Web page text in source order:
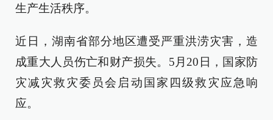
生产生活秩序。
近日，湖南省部分地区遭受严重洪涝灾害，造
成重大人员伤亡和财产损失。5月20日，国家防
灾减灾救灾委员会启动国家四级救灾应急响
应。